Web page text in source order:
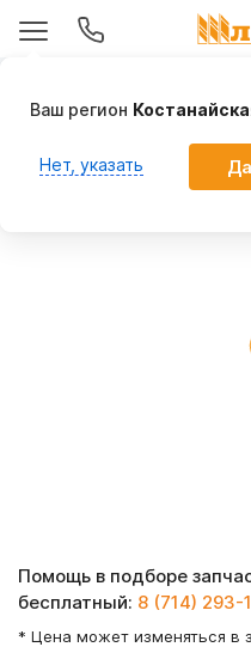
Оборудование для
Помощь в подборе
бесплатный: 8 (714) 293-
* Цена может изменяться в
Ваш регион
Нет, указать Да